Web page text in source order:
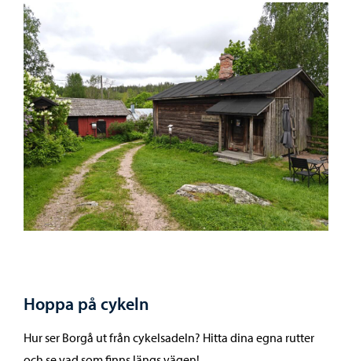
Hoppa på cykeln
Hur ser Borgå ut från cykelsadeln? Hitta dina egna rutter